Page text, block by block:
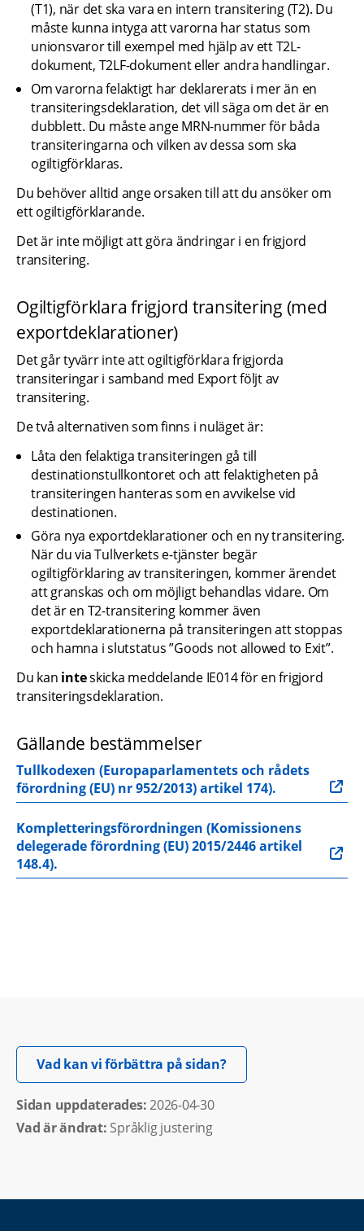
(T1), när det ska vara en intern transitering (T2). Du
måste kunna intyga att varorna har status som
unionsvaror till exempel med hjälp av ett T2L-
dokument, T2LF-dokument eller andra handlingar.
Om varorna felaktigt har deklarerats i mer än en
transiteringsdeklaration, det vill säga om det är en
dubblett. Du måste ange MRN-nummer för båda
transiteringarna och vilken av dessa som ska
ogiltigförklaras.
Du behöver alltid ange orsaken till att du ansöker om
ett ogiltigförklarande.
Det är inte möjligt att göra ändringar i en frigjord
transitering.
Ogiltigförklara frigjord transitering (med
exportdeklarationer)
Det går tyvärr inte att ogiltigförklara frigjorda
transiteringar i samband med Export följt av
transitering.
De två alternativen som finns i nuläget är:
Låta den felaktiga transiteringen gå till
destinationstullkontoret och att felaktigheten på
transiteringen hanteras som en avvikelse vid
destinationen.
Göra nya exportdeklarationer och en ny transitering.
När du via Tullverkets e-tjänster begär
ogiltigförklaring av transiteringen, kommer ärendet
att granskas och om möjligt behandlas vidare. Om
det är en T2-transitering kommer även
exportdeklarationerna på transiteringen att stoppas
och hamna i slutstatus ”Goods not allowed to Exit”.
Du kan inte skicka meddelande IE014 för en frigjord
transiteringsdeklaration.
Gällande bestämmelser
Tullkodexen (Europaparlamentets och rådets
förordning (EU) nr 952/2013) artikel 174).
Kompletteringsförordningen (Komissionens
delegerade förordning (EU) 2015/2446 artikel
148.4).
Vad kan vi förbättra på sidan?Öppnas i nytt fönster.
Sidan uppdaterades: 2026-04-30
Vad är ändrat: Språklig justering